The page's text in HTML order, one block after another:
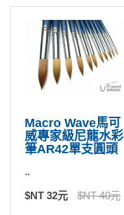
Macro Wave馬可
威專家級尼龍水彩
筆AR42單支圓頭
..
$NT 32元 $NT 40元